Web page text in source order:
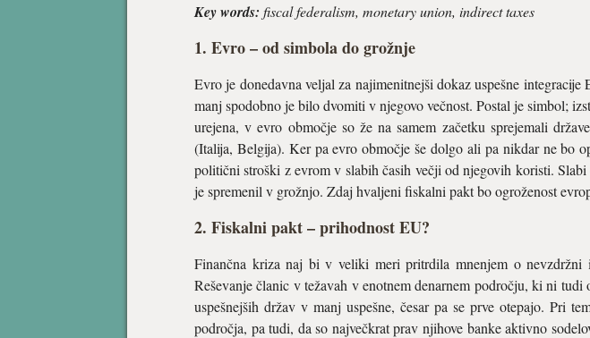
Key words: fiscal federalism, monetary union, indirect taxes
1. Evro – od simbola do grožnje
Evro je donedavna veljal za najimenitnejši dokaz uspešne
manj spodobno je bilo dvomiti v njegovo večnost. Postal je simbol;
urejena, v evro območje so že na samem začetku sprejemali
(Italija, Belgija). Ker pa evro območje še dolgo ali pa nikdar ne bo
politični stroški z evrom v slabih časih večji od njegovih koristi.
je spremenil v grožnjo. Zdaj hvaljeni fiskalni pakt bo ogroženost
2. Fiskalni pakt – prihodnost EU?
Finančna kriza naj bi v veliki meri pritrdila mnenjem o nevzdržni
Reševanje članic v težavah v enotnem denarnem področju, ki ni
uspešnejših držav v manj uspešne, česar pa se prve otepajo. Pri
področja, pa tudi, da so največkrat prav njihove banke aktivno